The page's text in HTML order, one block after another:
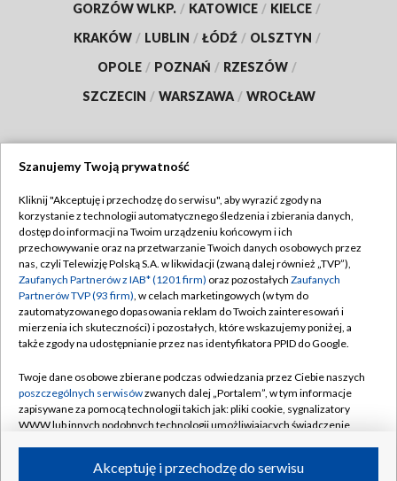
GORZÓW WLKP. / KATOWICE / KIELCE /
KRAKÓW / LUBLIN / ŁÓDŹ / OLSZTYN /
OPOLE / POZNAŃ / RZESZÓW /
SZCZECIN / WARSZAWA / WROCŁAW
TVP
Abonament TVP
Emisja w TVP
Centrum informacji TVP
Naziemna Telewizja Cyfrowa
Rada Programowa
System NOS
Informacje o nadawcy
Program dla prasy
Regulamin TVP
Polityka prywatności
Moje zgody
Pomoc
Kontakt
Kanały
Szanujemy Twoją prywatność
Kliknij "Akceptuję i przechodzę do serwisu", aby wyrazić zgody na
korzystanie z technologii automatycznego śledzenia i zbierania danych,
dostęp do informacji na Twoim urządzeniu końcowym i ich
przechowywanie oraz na przetwarzanie Twoich danych osobowych przez
nas, czyli Telewizję Polską S.A. w likwidacji (zwaną dalej również „TVP”),
Zaufanych Partnerów z IAB* (1201 firm) oraz pozostałych Zaufanych
Partnerów TVP (93 firm), w celach marketingowych (w tym do
zautomatyzowanego dopasowania reklam do Twoich zainteresowań i
mierzenia ich skuteczności) i pozostałych, które wskazujemy poniżej, a
także zgody na udostępnianie przez nas identyfikatora PPID do Google.
Twoje dane osobowe zbierane podczas odwiedzania przez Ciebie naszych
poszczególnych serwisówzwanych dalej „Portalem”, w tym informacje
zapisywane za pomocą technologii takich jak: pliki cookie, sygnalizatory
WWW lub innych podobnych technologii umożliwiających świadczenie
ruchu w Internecie.Akceptuję i przechodzę do serwisu